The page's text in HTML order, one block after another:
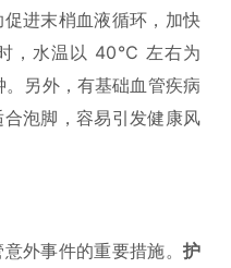
进末梢血液循环，加快
，水温以 40℃ 左右为
另外，有基础血管疾病
泡脚，容易引发健康风
外事件的重要措施。 护